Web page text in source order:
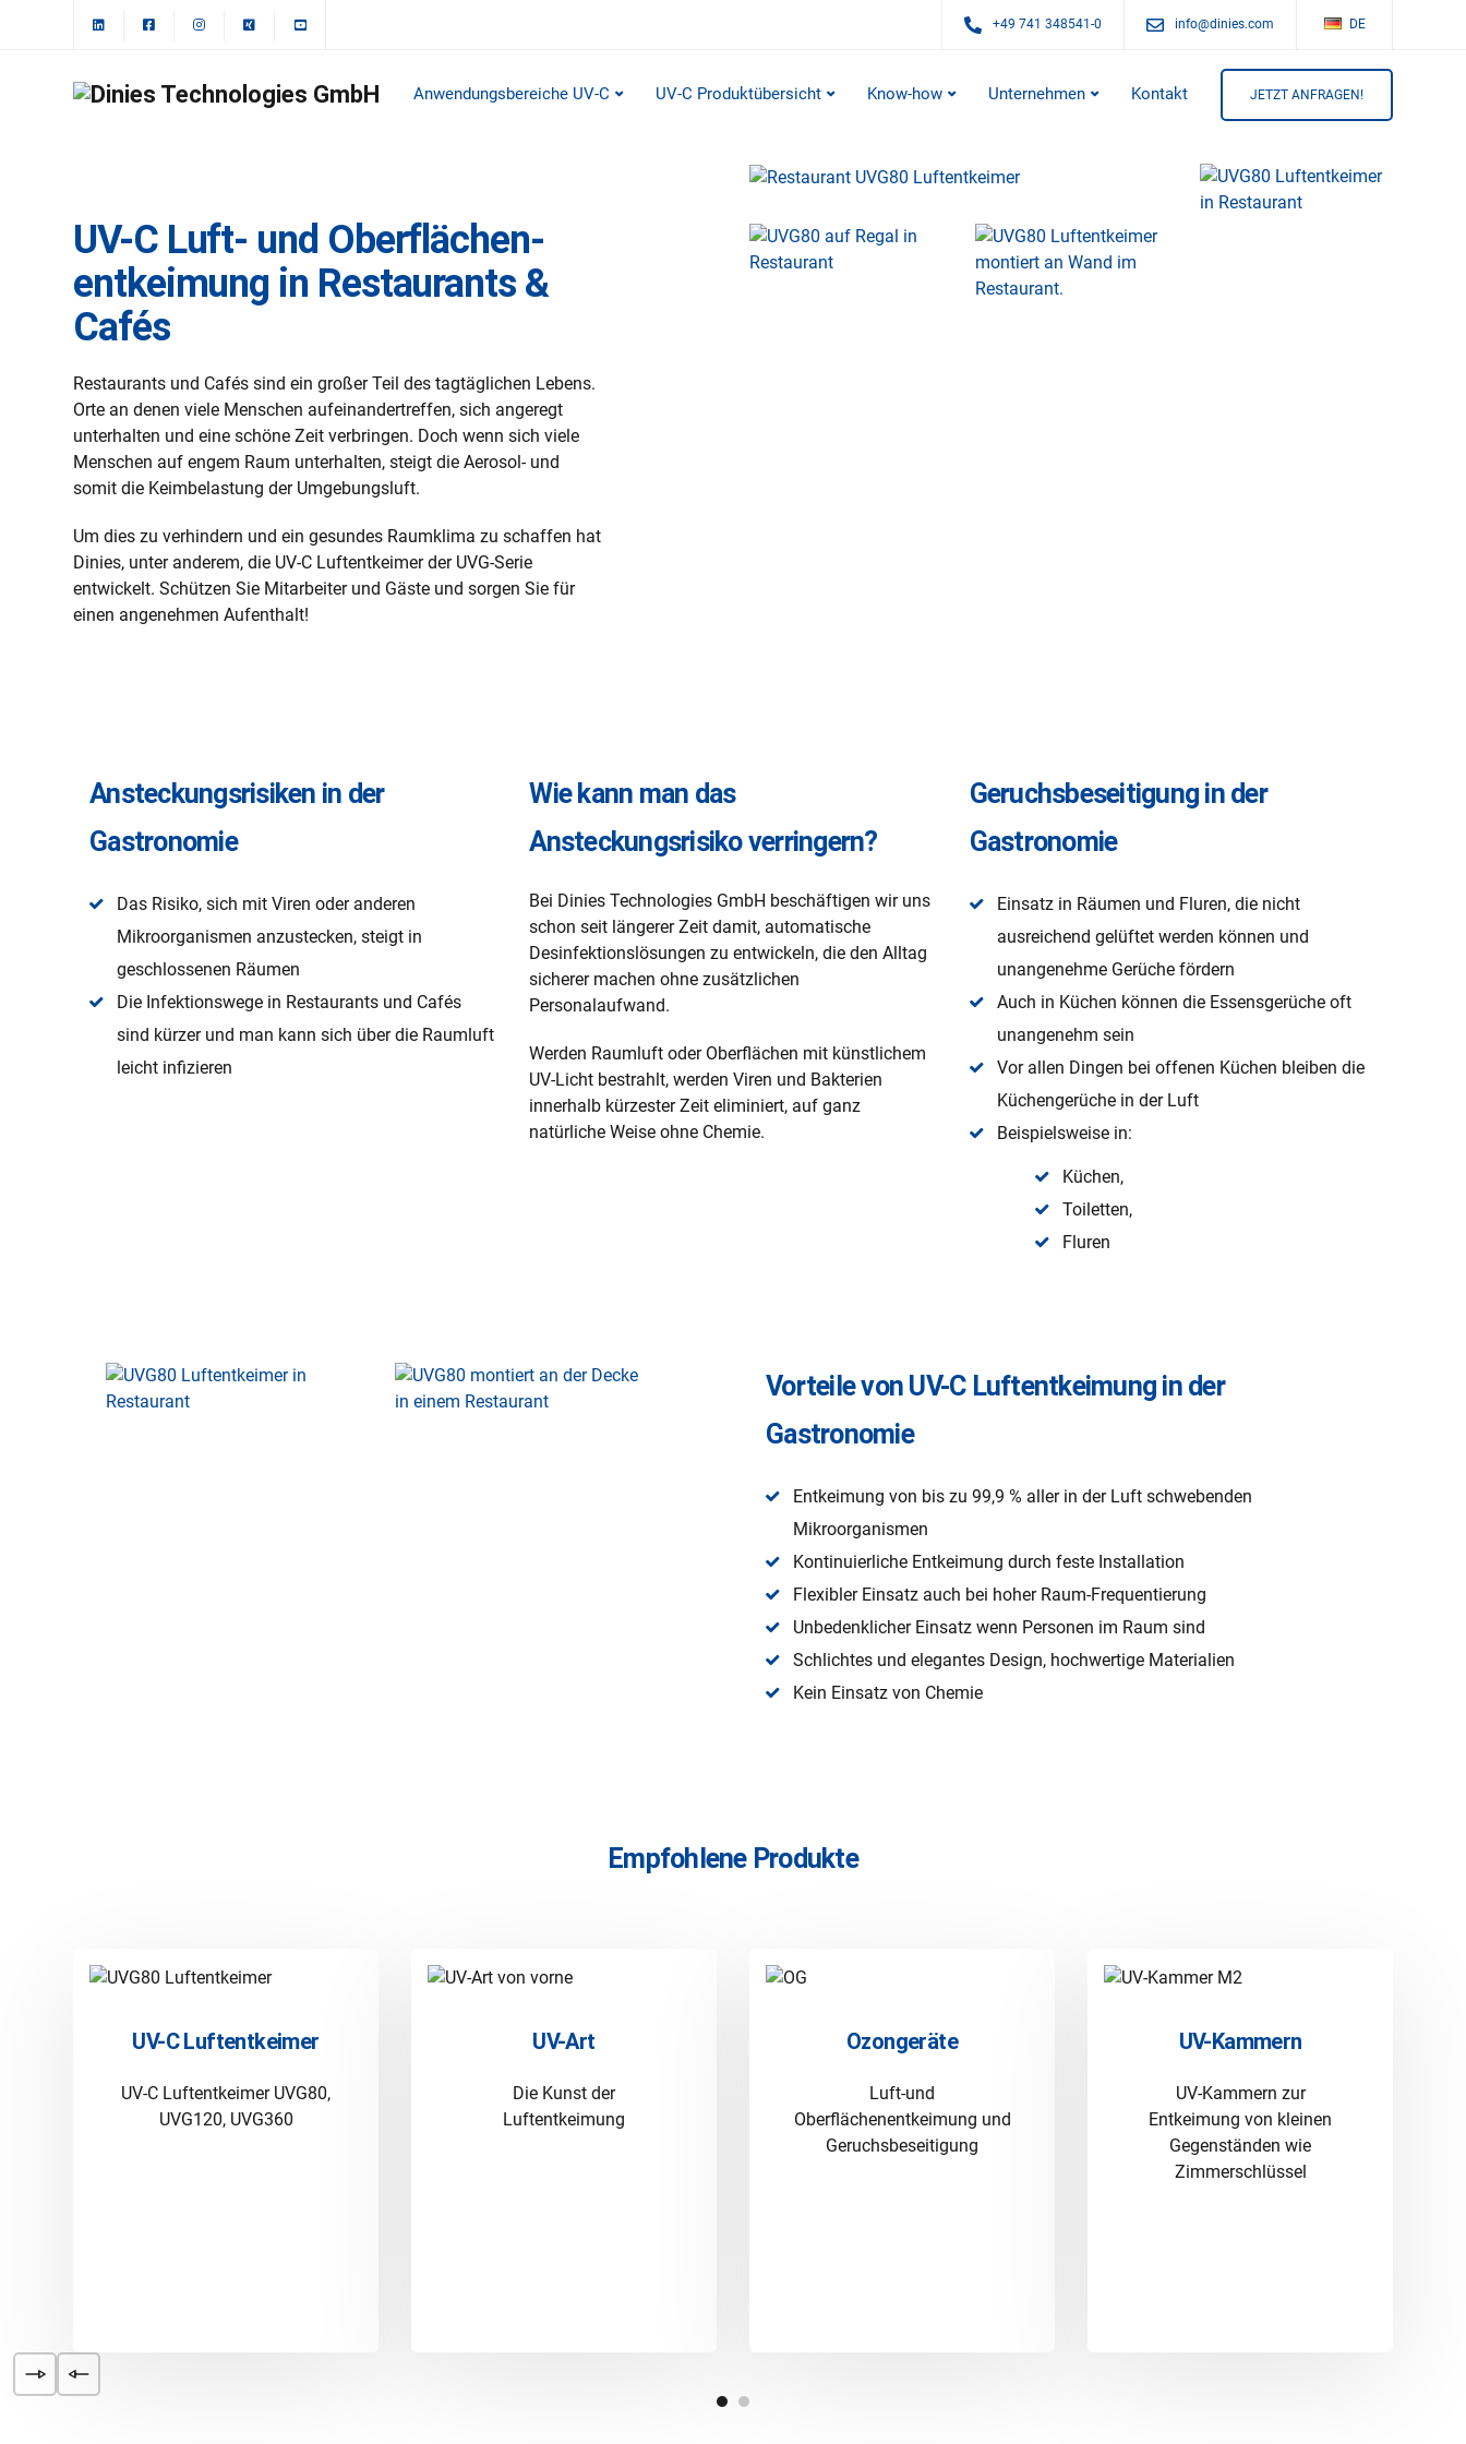
+49 741 348541-0 info@dinies.com DE
Anwendungsbereiche UV-C UV-C Produktübersicht Know-how Unternehmen Kontakt JETZT ANFRAGEN!
UV-C Luft- und Oberflächen­
entkeimung in Restaurants &
Cafés
Restaurants und Cafés sind ein großer Teil des tagtäglichen Lebens.
Orte an denen viele Menschen aufeinandertreffen, sich angeregt
unterhalten und eine schöne Zeit verbringen. Doch wenn sich viele
Menschen auf engem Raum unterhalten, steigt die Aerosol- und
somit die Keimbelastung der Umgebungsluft.
Um dies zu verhindern und ein gesundes Raumklima zu schaffen hat
Dinies, unter anderem, die UV-C Luftentkeimer der UVG-Serie
entwickelt. Schützen Sie Mitarbeiter und Gäste und sorgen Sie für
einen angenehmen Aufenthalt!
Ansteckungsrisiken in der
Gastronomie
Das Risiko, sich mit Viren oder anderen
Mikroorganismen anzustecken, steigt in
geschlossenen Räumen
Die Infektionswege in Restaurants und Cafés
sind kürzer und man kann sich über die Raumluft
leicht infizieren
Wie kann man das
Ansteckungsrisiko verringern?
Bei Dinies Technologies GmbH beschäftigen wir uns
schon seit längerer Zeit damit, automatische
Desinfektionslösungen zu entwickeln, die den Alltag
sicherer machen ohne zusätzlichen
Personalaufwand.
Werden Raumluft oder Oberflächen mit künstlichem
UV-Licht bestrahlt, werden Viren und Bakterien
innerhalb kürzester Zeit eliminiert, auf ganz
natürliche Weise ohne Chemie.
Geruchsbeseitigung in der
Gastronomie
Einsatz in Räumen und Fluren, die nicht
ausreichend gelüftet werden können und
unangenehme Gerüche fördern
Auch in Küchen können die Essensgerüche oft
unangenehm sein
Vor allen Dingen bei offenen Küchen bleiben die
Küchengerüche in der Luft
Beispielsweise in:
Küchen,
Toiletten,
Fluren
Vorteile von UV-C Luftentkeimung in der
Gastronomie
Entkeimung von bis zu 99,9 % aller in der Luft schwebenden
Mikroorganismen
Kontinuierliche Entkeimung durch feste Installation
Flexibler Einsatz auch bei hoher Raum-Frequentierung
Unbedenklicher Einsatz wenn Personen im Raum sind
Schlichtes und elegantes Design, hochwertige Materialien
Kein Einsatz von Chemie
Empfohlene Produkte
UV-C Luftentkeimer
UV-C Luftentkeimer UVG80,
UVG120, UVG360
UV-Art
Die Kunst der
Luftentkeimung
Ozongeräte
Luft-und
Oberflächenentkeimung und
Geruchsbeseitigung
UV-Kammern
UV-Kammern zur
Entkeimung von kleinen
Gegenständen wie
Zimmerschlüssel